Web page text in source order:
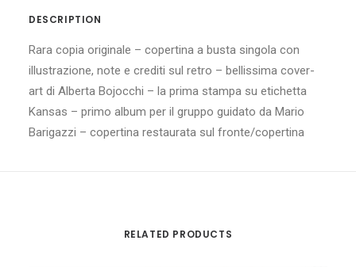
DESCRIPTION
Rara copia originale – copertina a busta singola con
illustrazione, note e crediti sul retro – bellissima cover-
art di Alberta Bojocchi – la prima stampa su etichetta
Kansas – primo album per il gruppo guidato da Mario
Barigazzi – copertina restaurata sul fronte/copertina
RELATED PRODUCTS